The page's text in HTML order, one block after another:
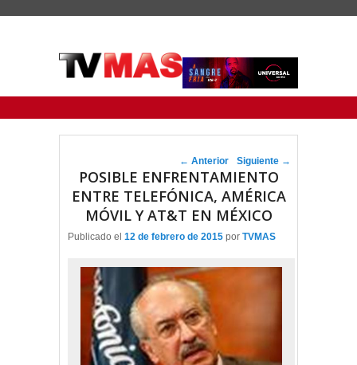
Navegador de artículos
← Anterior Siguiente →
POSIBLE ENFRENTAMIENTO
ENTRE TELEFÓNICA, AMÉRICA
MÓVIL Y AT&T EN MÉXICO
Publicado el 12 de febrero de 2015 por TVMAS